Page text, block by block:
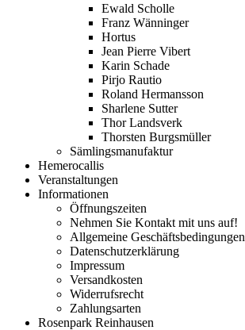
Ewald Scholle
Franz Wänninger
Hortus
Jean Pierre Vibert
Karin Schade
Pirjo Rautio
Roland Hermansson
Sharlene Sutter
Thor Landsverk
Thorsten Burgsmüller
Sämlingsmanufaktur
Hemerocallis
Veranstaltungen
Informationen
Öffnungszeiten
Nehmen Sie Kontakt mit uns auf!
Allgemeine Geschäftsbedingungen
Datenschutzerklärung
Impressum
Versandkosten
Widerrufsrecht
Zahlungsarten
Rosenpark Reinhausen